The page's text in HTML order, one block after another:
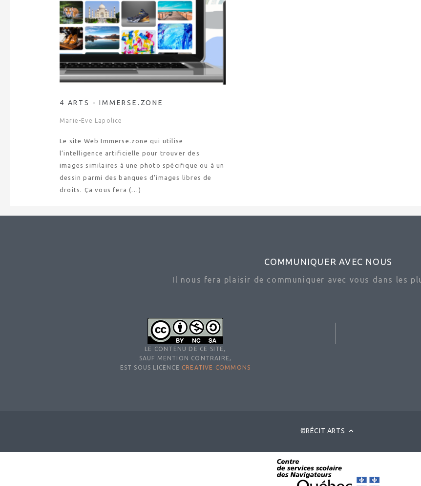
4 ARTS - IMMERSE.ZONE
Marie-Eve Lapolice
Le site Web Immerse.zone qui utilise
l’intelligence artificielle pour trouver des
images similaires à une photo spécifique ou à un
dessin parmi des banques d’images libres de
droits. Ça vous fera (…)
COMMUNIQUER AVEC NOUS
Il nous fera plaisir de communiquer avec vous dans les
LE CONTENU DE CE SITE,
SAUF MENTION CONTRAIRE,
EST SOUS LICENCE CREATIVE COMMONS
©RÉCIT ARTS